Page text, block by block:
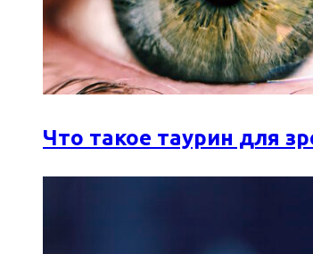
Что такое таурин для